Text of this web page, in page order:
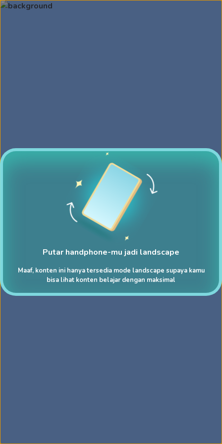
Putar handphone-mu jadi landscape
Maaf, konten ini hanya tersedia mode landscape supaya kamu
bisa lihat konten belajar dengan maksimal